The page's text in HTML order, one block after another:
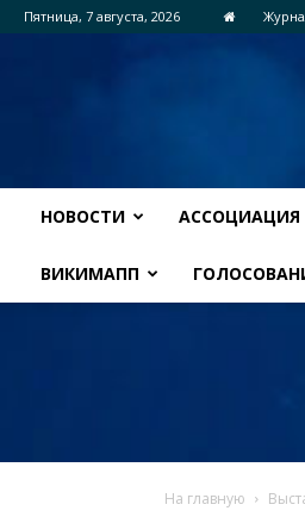
Пятница, 7 августа, 2026
НОВОСТИ
ВИКИМАПП
На главную